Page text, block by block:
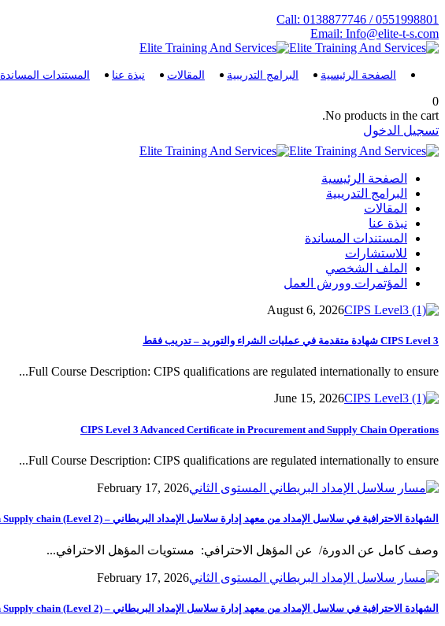
Call: 0138877746 / 0551998801
Email: Info@elite-t-s.com
الصفحة الرئيسية البرامج التدريبية المقالات نبذة عنا المستندات المساندة
0
No products in the cart.
تسجيل الدخول
الصفحة الرئيسية
البرامج التدريبية
المقالات
نبذة عنا
المستندات المساندة
للاستشارات
الملف الشخصي
المؤتمرات وورش العمل
August 6, 2026
CIPS Level 3 شهادة متقدمة في عمليات الشراء والتوريد – تدريب فقط
Full Course Description: CIPS qualifications are regulated internationally to ensure...
June 15, 2026
CIPS Level 3 Advanced Certificate in Procurement and Supply Chain Operations
Full Course Description: CIPS qualifications are regulated internationally to ensure...
February 17, 2026
الشهادة الاحترافية في سلاسل الإمداد من معهد إدارة سلاسل الإمداد البريطاني – Professional Certificate in Supply chain (Level 2)
وصف كامل عن الدورة/ عن المؤهل الاحترافي: مستويات المؤهل الاحترافي...
February 17, 2026
الشهادة الاحترافية في سلاسل الإمداد من معهد إدارة سلاسل الإمداد البريطاني – Professional Certificate in Supply chain (Level 2)